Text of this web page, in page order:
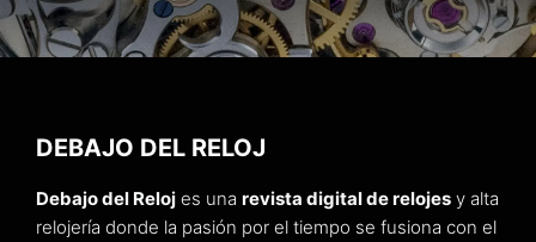
DEBAJO DEL RELOJ
Debajo del Reloj es una revista digital de relojes y alta
relojería donde la pasión por el tiempo se fusiona con el